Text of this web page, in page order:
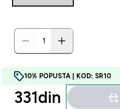
10% POPUSTA | KOD: SR10
331din‎